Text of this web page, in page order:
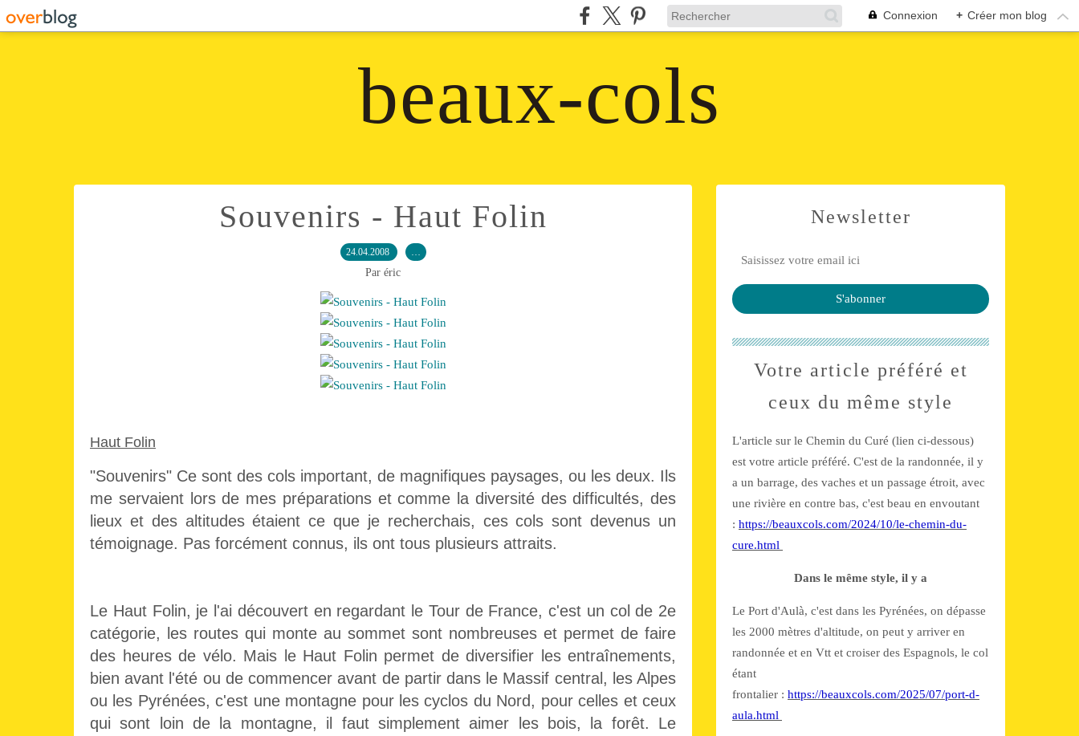
Connexion + Créer mon blog
beaux-cols
Souvenirs - Haut Folin
24.04.2008 …
Par éric
Haut Folin
"Souvenirs" Ce sont des cols important, de magnifiques paysages, ou les deux. Ils
me servaient lors de mes préparations et comme la diversité des difficultés, des
lieux et des altitudes étaient ce que je recherchais, ces cols sont devenus un
témoignage. Pas forcément connus, ils ont tous plusieurs attraits.
Le Haut Folin, je l'ai découvert en regardant le Tour de France, c'est un col de 2e
catégorie, les routes qui monte au sommet sont nombreuses et permet de faire
des heures de vélo. Mais le Haut Folin permet de diversifier les entraînements,
bien avant l'été ou de commencer avant de partir dans le Massif central, les Alpes
ou les Pyrénées, c'est une montagne pour les cyclos du Nord, pour celles et ceux
qui sont loin de la montagne, il faut simplement aimer les bois, la forêt. Le
Newsletter
Votre article préféré et
ceux du même style
L'article sur le Chemin du Curé (lien ci-dessous)
est votre article préféré. C'est de la randonnée, il y
a un barrage, des vaches et un passage étroit, avec
une rivière en contre bas, c'est beau en envoutant
: https://beauxcols.com/2024/10/le-chemin-du-
cure.html
Dans le même style, il y a
Le Port d'Aulà, c'est dans les Pyrénées, on dépasse
les 2000 mètres d'altitude, on peut y arriver en
randonnée et en Vtt et croiser des Espagnols, le col
étant
frontalier : https://beauxcols.com/2025/07/port-d-
aula.html